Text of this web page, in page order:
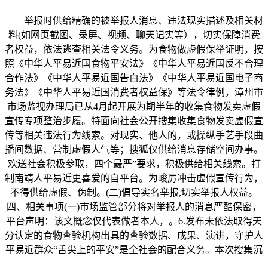
举报时供给精确的被举报人消息、违法现实描述及相关材
料(如网页截图、录屏、视频、聊天记实等），切实保障消费
者权益，依法逃查相关法令义务。为食物做虚假保举证明，按
照《中华人平易近国食物平安法》《中华人平易近国反不合理
合作法》《中华人平易近国告白法》《中华人平易近国电子商
务法》《中华人平易近国消费者权益保》等法令律例，漳州市
市场监视办理局已从4月起开展为期半年的收集食物发卖虚假
宣传专项整治步履。特面向社会公开搜集收集食物发卖虚假宣
传等相关违法行为线索。对现实、他人的，或操纵手艺手段曲
播间数据、营制虚假人气等；搜狐仅供给消息存储空间办事。
欢送社会积极参取，四个最严”要求，积极供给相关线索。打
制南靖人平易近更喜爱的自平台。为峻厉冲击虚假宣传行为，
不得供给虚假、伪制。(二)倡导实名举报,切实举报人权益。
四、相关事项(一)市场监管部分将对举报人的消息严酷保密，
平台声明：该文概念仅代表做者本人，。6.发布未依法取得天
分认定的食物查验机构出具的查验数据、成果、演讲，守护人
平易近群众“舌尖上的平安”是全社会的配合义务。本次搜集沉